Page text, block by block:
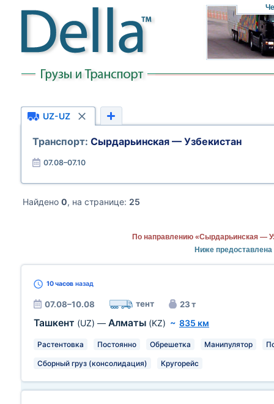
UZ-UZ
Транспорт: Сырдарьинская — Узбекистан
07.08–07.10
Найдено 0, на странице: 25
По направлению «Сырдарьинская —
Ниже
10 часов назад
07.08–10.08 тент 23 т
Ташкент (UZ) — Алматы (KZ) ~ 835 км
Растентовка Постоянно Обрешетка Манипулятор
Сборный груз (консолидация) Кругорейс